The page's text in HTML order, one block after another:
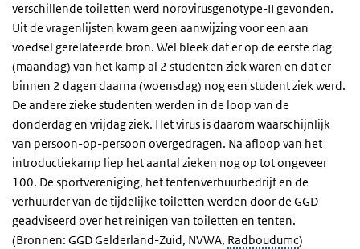
verschillende toiletten werd norovirusgenotype-II gevonden.
Uit de vragenlijsten kwam geen aanwijzing voor een aan
voedsel gerelateerde bron. Wel bleek dat er op de eerste dag
(maandag) van het kamp al 2 studenten ziek waren en dat er
binnen 2 dagen daarna (woensdag) nog een student ziek werd.
De andere zieke studenten werden in de loop van de
donderdag en vrijdag ziek. Het virus is daarom waarschijnlijk
van persoon-op-persoon overgedragen. Na afloop van het
introductiekamp liep het aantal zieken nog op tot ongeveer
100. De sportvereniging, het tentenverhuurbedrijf en de
verhuurder van de tijdelijke toiletten werden door de GGD
geadviseerd over het reinigen van toiletten en tenten.
(Bronnen: GGD Gelderland-Zuid, NVWA, Radboudumc)